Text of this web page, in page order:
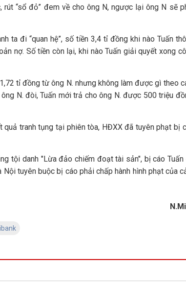
“sổ đỏ” đem về cho ông N, ngược lại ông N sẽ
ta đi “quan hệ”, số tiền 3,4 tỉ đồng khi nào Tuấn
nợ. Số tiền còn lại, khi nào Tuấn giải quyết xong
tỉ đồng từ ông N. nhưng không làm được gì theo
N. đòi, Tuấn mới trả cho ông N. được 500 triệu
tranh tụng tại phiên tòa, HĐXX đã tuyên phạt bị
tội danh "Lừa đảo chiếm đoạt tài sản", bị cáo Tuấn
tuyên buộc bị cáo phải chấp hành hình phạt của